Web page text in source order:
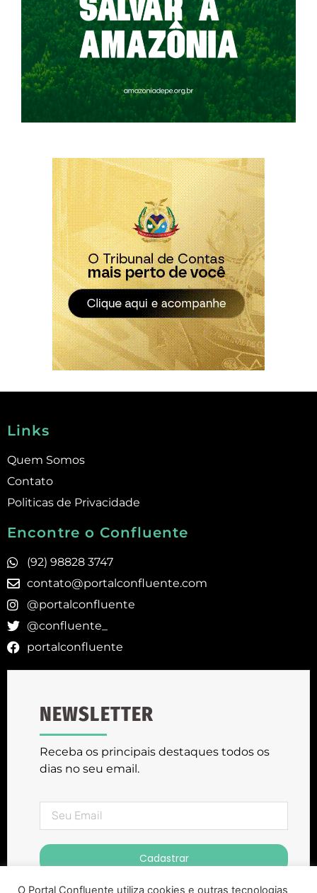
Links
Quem Somos
Contato
Politicas de Privacidade
Encontre o Confluente
(92) 98828 3747
contato@portalconfluente.com
@portalconfluente
@confluente_
portalconfluente
NEWSLETTER
Receba os principais destaques todos os
dias no seu email.
Cadastrar
O Portal Confluente utiliza cookies e outras tecnologias